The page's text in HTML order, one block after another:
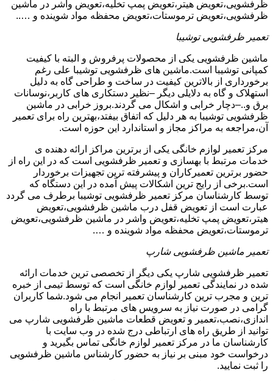
ظرفشویی،تعویض هیتر،تعویض پمپ تخلیه،تعویض واشر در ماشین
ظرفشویی،تعویض ترموستات،تعویض محفظه مواد شوینده و …..
تعمیر ظرفشویی توشیبا
ماشین ظرفشویی یکی از محصولات پرفروش و البته با کیفیت
کمپانی توشیبا است.ماشین های ظرفشویی توشیبا علی رغم
برخورداری از بالاترین کیفیت در ساخت و طراحی گاه به دلیل
استهلاک و گاه به دلایلی دیگر –نظیر دستکاری های کاربر،نوسانات
برق و..–دچار خرابی و اشکال می گردند.بروز خرابی در ماشین
ظرفشویی توشیبا به هر دلیل که اتفاق بیفتد،بهترین راه برای تعمیر
آن،مراجعه به مراکز مجاز و استاندارد این حوزه است.
مرکز تعمیر لوازم خانگی یکی از برترین مراکز ارائه دهنده ی
خدمات مرتبط با بهسازی و تعمیر ظرفشویی است که در این راه از
حضور برترین تعمیرکاران و پیشرفته ترین تجهیزات برخوردار
است.برخی از رایج ترین اشکالات پیش آمده در این دستگاه که
توسط کارشناسان مرکز تعمیر ظرفشویی توشیبا برطرف می گردد
عبارت است از تعویض قفل درب ماشین ظرفشویی،تعویض
هیتر،تعویض پمپ تخلیه،تعویض واشر در ماشین ظرفشویی،تعویض
ترموستات،تعویض محفظه مواد شوینده و ….
تعمیر ماشین ظرفشویی شارپ
تعمیر ظرفشویی شارپ یکی دیگر از تخصصی ترین خدمات ارائه
شده در نمایندگی تعمیر لوازم خانگی است که توسط تیمی از خبره
ترین و مجرب ترین کارشناسان تعمیر انجام می شود.شما کاربران
گرامی در صورت نیاز به سرویس های مرتبط با راه
اندازی،نصب،تعمیر و تعویض قطعات ماشین ظرفشویی شارپ می
توانید از طریق راه های ارتباطی درج شده در وب سایت با
کارشناسان ما در مرکز تعمیر لوازم خانگی تماس بگیرید و
درخواست خود مبنی بر نیاز به حضور کارشناس ماشین ظرفشویی
را ثبت نمایید.